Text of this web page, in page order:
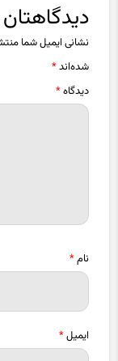
نشانی ایمیل شما
شده‌اند*
دیدگاه*
نام*
ایمیل*